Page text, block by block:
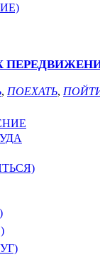
, ПОЕХАТЬ,